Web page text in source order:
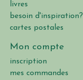
livres
besoin d'inspiration?
cartes postales
Mon compte
inscription
mes commandes